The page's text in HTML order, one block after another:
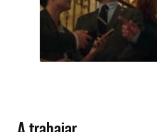
A trabajar